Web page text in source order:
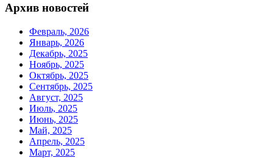
Архив новостей
Февраль, 2026
Январь, 2026
Декабрь, 2025
Ноябрь, 2025
Октябрь, 2025
Сентябрь, 2025
Август, 2025
Июль, 2025
Июнь, 2025
Май, 2025
Апрель, 2025
Март, 2025